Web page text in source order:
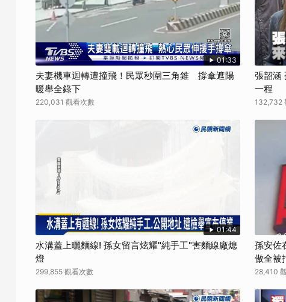
01:33
夫妻機車迴轉遭撞飛！民眾秒圍三角錐 撐傘遮陽
暖舉全錄下
220,031 觀看次數
張韶涵
一程
132,732
01:44
水溝蓋上曬麵線! 孫女留言炫耀"純手工"害麵線廠熄
燈
299,855 觀看次數
孫安佐
傲全被
28,410